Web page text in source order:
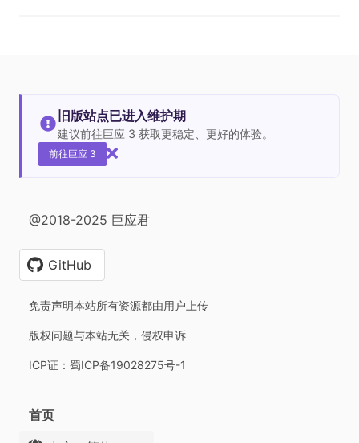
旧版站点已进入维护期
建议前往巨应 3 获取更稳定、更好的体验。
前往巨应 3
@2018-2025 巨应君
GitHub
免责声明本站所有资源都由用户上传
版权问题与本站无关，侵权申诉
ICP证：蜀ICP备19028275号-1
首页